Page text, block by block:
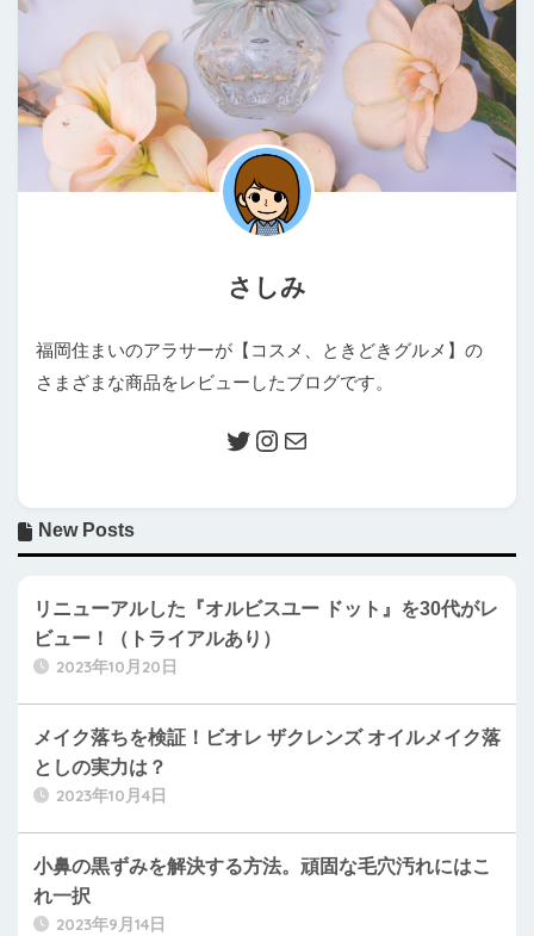
さしみ
福岡住まいのアラサーが【コスメ、ときどきグルメ】の
さまざまな商品をレビューしたブログです。
New Posts
2023年10月20日
リニューアルした『オルビスユー ドット』を30代がレ
ビュー！（トライアルあり）
2023年10月4日
メイク落ちを検証！ビオレ ザクレンズ オイルメイク落
としの実力は？
2023年9月14日
小鼻の黒ずみを解決する方法。頑固な毛穴汚れにはこ
れ一択